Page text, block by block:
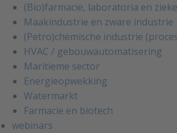
(Bio)farmacie, laboratoria en
Maakindustrie en zware industrie
(Petro)chemische industrie
HVAC / gebouwautomatisering
Maritieme sector
Energieopwekking
Watermarkt
Farmacie en biotech
webinars